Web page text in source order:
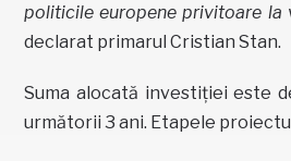
politicile europene privitoare la
declarat primarul Cristian Stan.
Suma alocată investiției este
următorii 3 ani. Etapele